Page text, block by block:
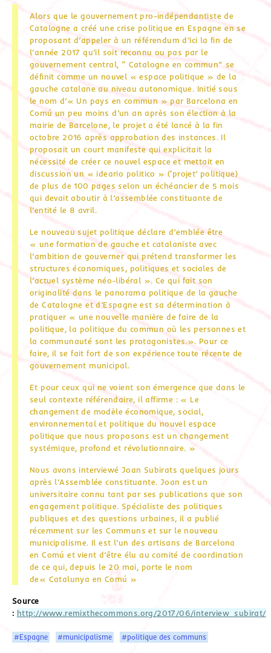
Alors que le gouvernement pro-indépendantiste de
Catalogne a créé une crise politique en Espagne en se
proposant d’appeler à un référendum d’ici la fin de
l’année 2017 qu’il soit reconnu ou pas par le
gouvernement central, “ Catalogne en commun” se
définit comme un nouvel « espace politique » de la
gauche catalane au niveau autonomique. Initié sous
le nom d’« Un pays en commun » par Barcelona en
Comú un peu moins d’un an après son élection à la
mairie de Barcelone, le projet a été lancé à la fin
octobre 2016 après approbation des instances. Il
proposait un court manifeste qui explicitait la
nécessité de créer ce nouvel espace et mettait en
discussion un « ideario politico » (‘projet’ politique)
de plus de 100 pages selon un échéancier de 5 mois
qui devait aboutir à l’assemblée constituante de
l’entité le 8 avril.
Le nouveau sujet politique déclare d’emblée être
« une formation de gauche et catalaniste avec
l’ambition de gouverner qui prétend transformer les
structures économiques, politiques et sociales de
l’actuel système néo-libéral ». Ce qui fait son
originalité dans le panorama politique de la gauche
de Catalogne et d’Espagne est sa détermination à
pratiquer « une nouvelle manière de faire de la
politique, la politique du commun où les personnes et
la communauté sont les protagonistes.». Pour ce
faire, il se fait fort de son expérience toute récente de
gouvernement municipal.
Et pour ceux qui ne voient son émergence que dans le
seul contexte référendaire, il affirme : « Le
changement de modèle économique, social,
environnemental et politique du nouvel espace
politique que nous proposons est un changement
systémique, profond et révolutionnaire. »
Nous avons interviewé Joan Subirats quelques jours
après l’Assemblée constituante. Joan est un
universitaire connu tant par ses publications que son
engagement politique. Spécialiste des politiques
publiques et des questions urbaines, il a publié
récemment sur les Communs et sur le nouveau
municipalisme. Il est l’un des artisans de Barcelona
en Comú et vient d’être élu au comité de coordination
de ce qui, depuis le 20 mai, porte le nom
de« Catalunya en Comú »
Source
: http://www.remixthecommons.org/2017/06/interview_subirat/
#Espagne #municipalisme #politique des communs